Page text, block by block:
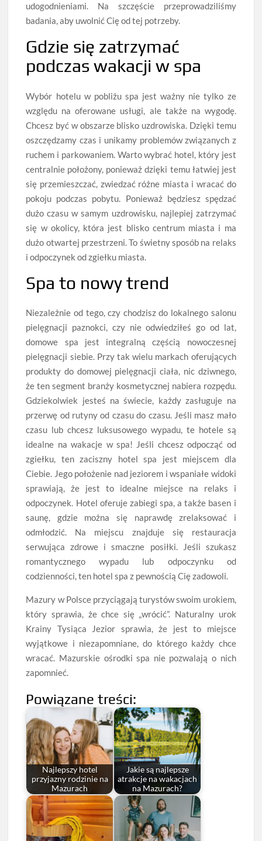
udogodnieniami. Na szczęście przeprowadziliśmy
badania, aby uwolnić Cię od tej potrzeby.
Gdzie się zatrzymać
podczas wakacji w spa
Wybór hotelu w pobliżu spa jest ważny nie tylko ze
względu na oferowane usługi, ale także na wygodę.
Chcesz być w obszarze blisko uzdrowiska. Dzięki temu
oszczędzamy czas i unikamy problemów związanych z
ruchem i parkowaniem. Warto wybrać hotel, który jest
centralnie położony, ponieważ dzięki temu łatwiej jest
się przemieszczać, zwiedzać różne miasta i wracać do
pokoju podczas pobytu. Ponieważ będziesz spędzać
dużo czasu w samym uzdrowisku, najlepiej zatrzymać
się w okolicy, która jest blisko centrum miasta i ma
dużo otwartej przestrzeni. To świetny sposób na relaks
i odpoczynek od zgiełku miasta.
Spa to nowy trend
Niezależnie od tego, czy chodzisz do lokalnego salonu
pielęgnacji paznokci, czy nie odwiedziłeś go od lat,
domowe spa jest integralną częścią nowoczesnej
pielęgnacji siebie. Przy tak wielu markach oferujących
produkty do domowej pielęgnacji ciała, nic dziwnego,
że ten segment branży kosmetycznej nabiera rozpędu.
Gdziekolwiek jesteś na świecie, każdy zasługuje na
przerwę od rutyny od czasu do czasu. Jeśli masz mało
czasu lub chcesz luksusowego wypadu, te hotele są
idealne na wakacje w spa! Jeśli chcesz odpocząć od
zgiełku, ten zaciszny hotel spa jest miejscem dla
Ciebie. Jego położenie nad jeziorem i wspaniałe widoki
sprawiają, że jest to idealne miejsce na relaks i
odpoczynek. Hotel oferuje zabiegi spa, a także basen i
saunę, gdzie można się naprawdę zrelaksować i
odmłodzić. Na miejscu znajduje się restauracja
serwująca zdrowe i smaczne posiłki. Jeśli szukasz
romantycznego wypadu lub odpoczynku od
codzienności, ten hotel spa z pewnością Cię zadowoli.
Mazury w Polsce przyciągają turystów swoim urokiem,
który sprawia, że chce się „wrócić”. Naturalny urok
Krainy Tysiąca Jezior sprawia, że jest to miejsce
wyjątkowe i niezapomniane, do którego każdy chce
wracać. Mazurskie ośrodki spa nie pozwalają o nich
zapomnieć.
Powiązane treści:
Najlepszy hotel
przyjazny rodzinie na
Mazurach
Jakie są najlepsze
atrakcje na wakacjach
na Mazurach?